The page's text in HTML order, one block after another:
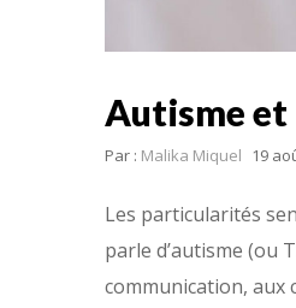
Autisme
Par : Malika Miquel 19
Les particularités
parle d’autisme (ou
communication,